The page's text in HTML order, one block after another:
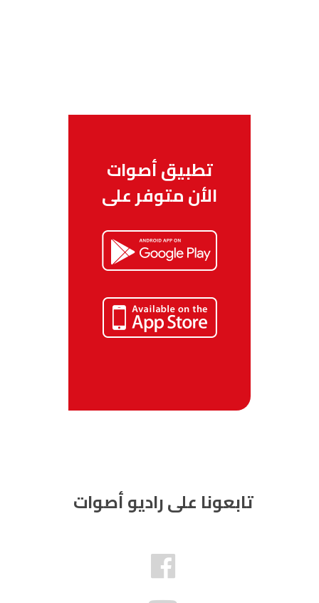
تطبيق أصوات
الأن متوفر على
تابعونا على راديو أصوات